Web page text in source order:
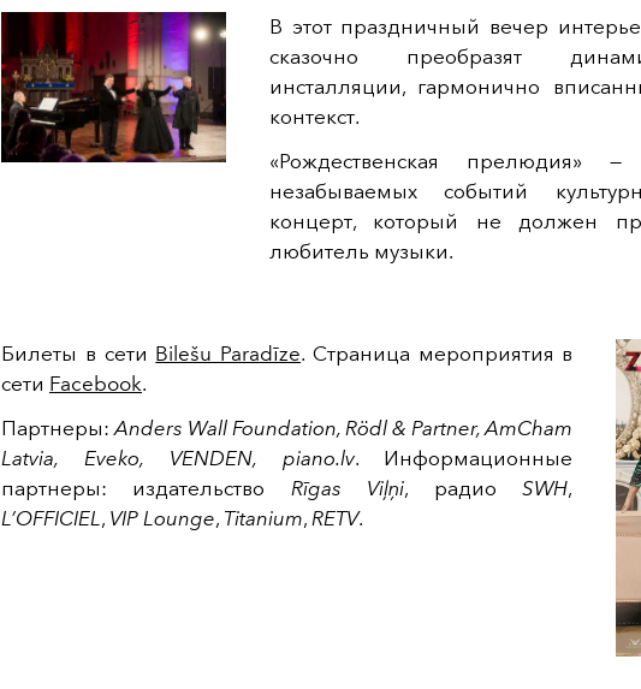
В этот праздничный вечер
сказочно преобразят
инсталляции, гармонично
контекст.
«Рождественская
незабываемых событий
концерт, который не должен
любитель музыки.
Билеты в сети Bilešu Paradīze. Страница мероприятия в
сети Facebook.
Партнеры:Anders Wall Foundation, Rödl & Partner, AmCham
Latvia, Eveko, VENDEN, piano.lv. Информационные
партнеры: издательство Rīgas Viļņi, радиоSWH,
L’OFFICIEL, VIP Lounge, Titanium, RETV.